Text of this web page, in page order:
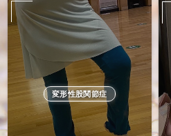
変形性股関節症